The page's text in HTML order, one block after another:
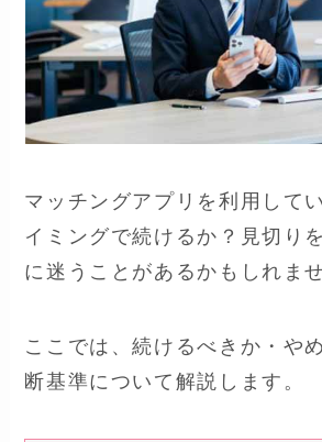
マッチングアプリを利用して
イミングで続けるか？見切り
に迷うことがあるかもしれませ
ここでは、続けるべきか・や
断基準について解説します。